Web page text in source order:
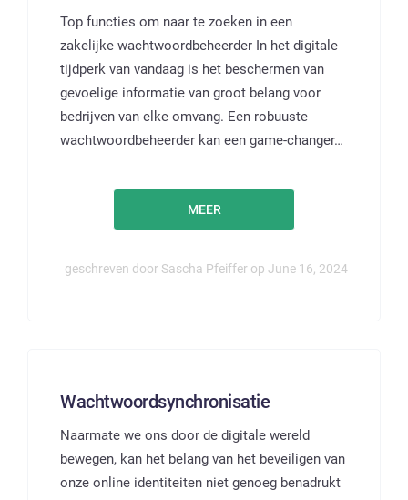
Top functies om naar te zoeken in een
zakelijke wachtwoordbeheerder In het digitale
tijdperk van vandaag is het beschermen van
gevoelige informatie van groot belang voor
bedrijven van elke omvang. Een robuuste
wachtwoordbeheerder kan een game-changer…
MEER
geschreven door Sascha Pfeiffer op June 16, 2024
Wachtwoordsynchronisatie
Naarmate we ons door de digitale wereld
bewegen, kan het belang van het beveiligen van
onze online identiteiten niet genoeg benadrukt